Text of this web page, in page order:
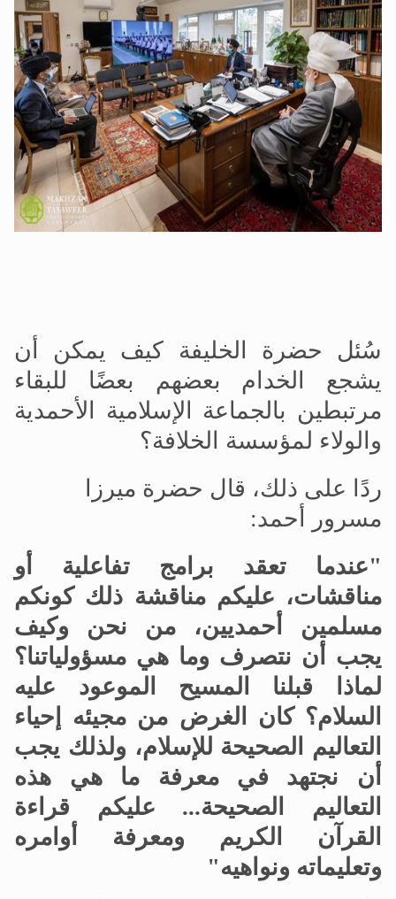
سُئل حضرة الخليفة كيف يمكن أن
يشجع الخدام بعضهم بعضًا للبقاء
مرتبطين بالجماعة الإسلامية الأحمدية
والولاء لمؤسسة الخلافة؟
ردًا على ذلك، قال حضرة ميرزا
مسرور أحمد:
"عندما تعقد برامج تفاعلية أو
مناقشات، عليكم مناقشة ذلك كونكم
مسلمين أحمديين، من نحن وكيف
يجب أن نتصرف وما هي مسؤولياتنا؟
لماذا قبلنا المسيح الموعود عليه
السلام؟ كان الغرض من مجيئه إحياء
التعاليم الصحيحة للإسلام، ولذلك يجب
أن نجتهد في معرفة ما هي هذه
التعاليم الصحيحة... عليكم قراءة
القرآن الكريم ومعرفة أوامره
وتعليماته ونواهيه"